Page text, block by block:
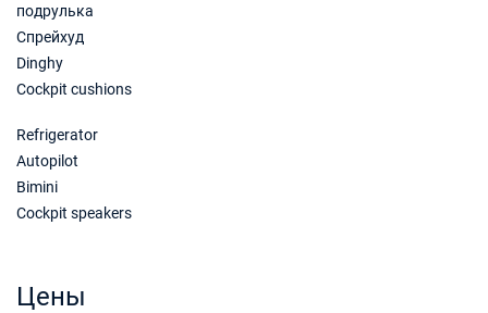
подрулька
Спрейхуд
Dinghy
Cockpit cushions
Refrigerator
Autopilot
Bimini
Cockpit speakers
Цены